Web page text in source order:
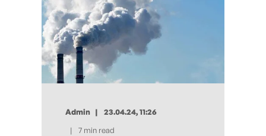
Admin
23.04.24, 11:26
7 min read